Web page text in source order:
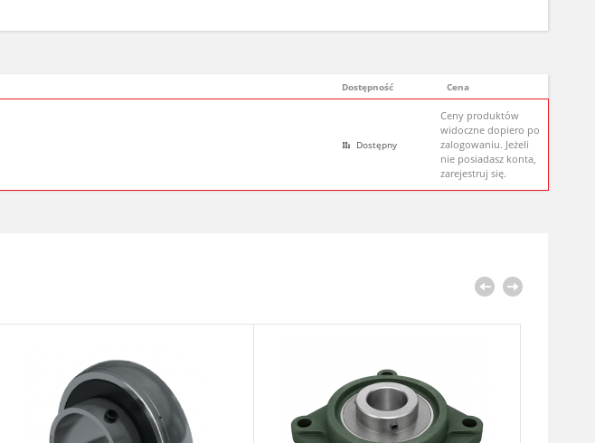
Dostępność Cena
Dostępny
Ceny produktów
widoczne dopiero po
zalogowaniu. Jeżeli
nie posiadasz konta,
zarejestruj się.